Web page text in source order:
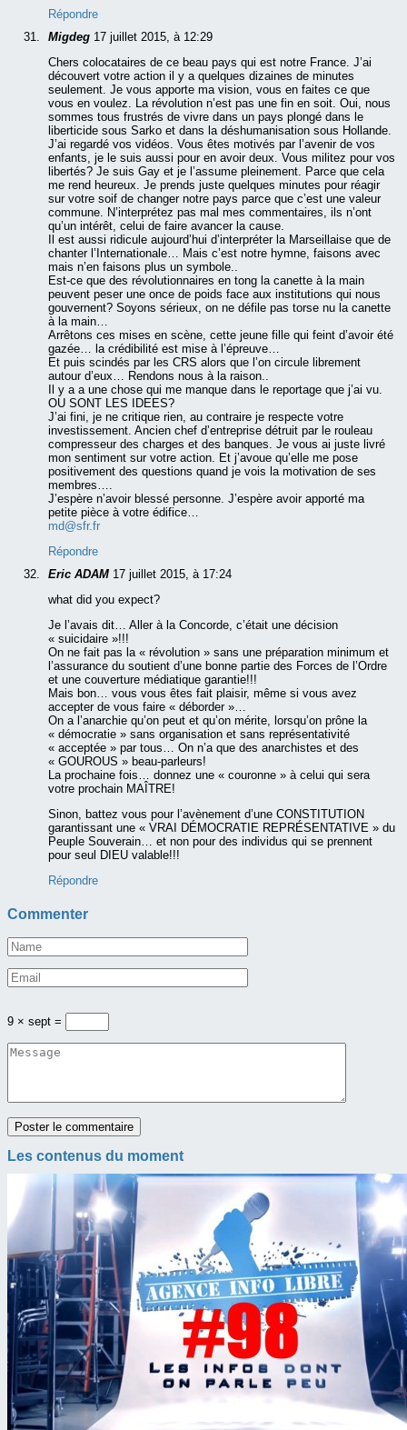
Répondre
Migdeg 17 juillet 2015, à 12:29
Chers colocataires de ce beau pays qui est notre France. J’ai
découvert votre action il y a quelques dizaines de minutes
seulement. Je vous apporte ma vision, vous en faites ce que
vous en voulez. La révolution n’est pas une fin en soit. Oui, nous
sommes tous frustrés de vivre dans un pays plongé dans le
liberticide sous Sarko et dans la déshumanisation sous Hollande.
J’ai regardé vos vidéos. Vous êtes motivés par l’avenir de vos
enfants, je le suis aussi pour en avoir deux. Vous militez pour vos
libertés? Je suis Gay et je l’assume pleinement. Parce que cela
me rend heureux. Je prends juste quelques minutes pour réagir
sur votre soif de changer notre pays parce que c’est une valeur
commune. N’interprétez pas mal mes commentaires, ils n’ont
qu’un intérêt, celui de faire avancer la cause.
Il est aussi ridicule aujourd’hui d’interpréter la Marseillaise que de
chanter l’Internationale… Mais c’est notre hymne, faisons avec
mais n’en faisons plus un symbole..
Est-ce que des révolutionnaires en tong la canette à la main
peuvent peser une once de poids face aux institutions qui nous
gouvernent? Soyons sérieux, on ne défile pas torse nu la canette
à la main…
Arrêtons ces mises en scène, cette jeune fille qui feint d’avoir été
gazée… la crédibilité est mise à l’épreuve…
Et puis scindés par les CRS alors que l’on circule librement
autour d’eux… Rendons nous à la raison..
Il y a a une chose qui me manque dans le reportage que j’ai vu.
OU SONT LES IDEES?
J’ai fini, je ne critique rien, au contraire je respecte votre
investissement. Ancien chef d’entreprise détruit par le rouleau
compresseur des charges et des banques. Je vous ai juste livré
mon sentiment sur votre action. Et j’avoue qu’elle me pose
positivement des questions quand je vois la motivation de ses
membres….
J’espère n’avoir blessé personne. J’espère avoir apporté ma
petite pièce à votre édifice…
md@sfr.fr
Répondre
Eric ADAM 17 juillet 2015, à 17:24
what did you expect?
Je l’avais dit… Aller à la Concorde, c’était une décision
« suicidaire »!!!
On ne fait pas la « révolution » sans une préparation minimum et
l’assurance du soutient d’une bonne partie des Forces de l’Ordre
et une couverture médiatique garantie!!!
Mais bon… vous vous êtes fait plaisir, même si vous avez
accepter de vous faire « déborder »…
On a l’anarchie qu’on peut et qu’on mérite, lorsqu’on prône la
« démocratie » sans organisation et sans représentativité
« acceptée » par tous… On n’a que des anarchistes et des
« GOUROUS » beau-parleurs!
La prochaine fois… donnez une « couronne » à celui qui sera
votre prochain MAÎTRE!
Sinon, battez vous pour l’avènement d’une CONSTITUTION
garantissant une « VRAI DÉMOCRATIE REPRÉSENTATIVE » du
Peuple Souverain… et non pour des individus qui se prennent
pour seul DIEU valable!!!
Répondre
Commenter
9 × sept =
Les contenus du moment